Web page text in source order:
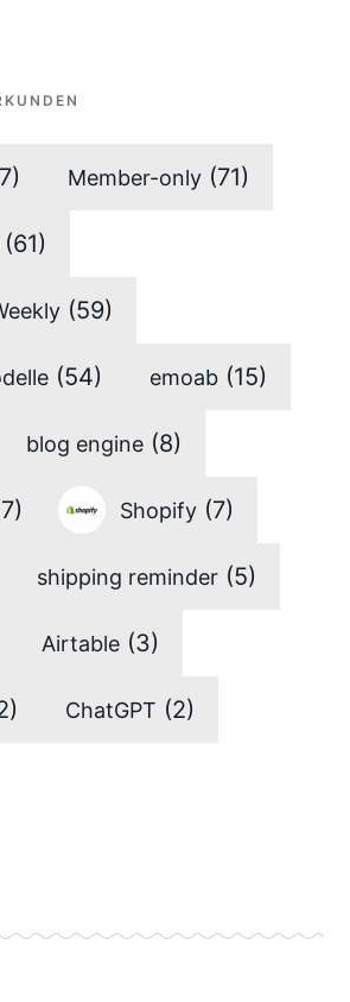
Member-only (71)
(61)
(59)
(54) emoab (15)
blog engine (8)
Shopify (7)
shipping reminder (5)
Airtable (3)
ChatGPT (2)